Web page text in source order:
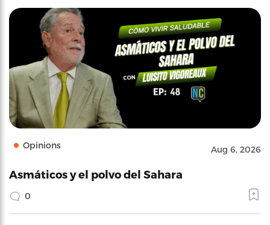
Opinions Aug 6, 2026
Asmáticos y el polvo del Sahara
0